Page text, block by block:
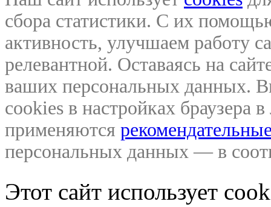
сбора статистики. С их
активность, улучшаем работу
релевантной. Оставаясь на
ваших персональных данных.
cookies в настройках браузера
применяются
персональных данных — в
Этот сайт использует